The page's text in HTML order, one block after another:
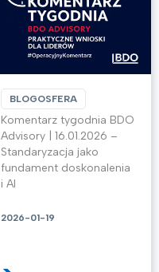
BLOGOSFERA
Komentarz tygodnia BDO
Advisory | 16.01.2026 –
Standaryzacja jako
fundament doskonalenia
i AI
2026-01-19